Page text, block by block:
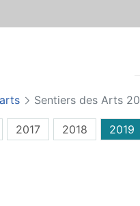
Sentiers des Arts
2017 2018 2019